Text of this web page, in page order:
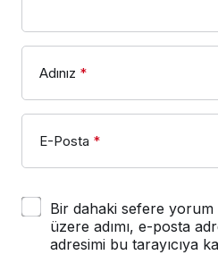
Adınız *
E-Posta *
Bir dahaki sefere yorum
üzere adımı, e-posta
adresimi bu tarayıcıya